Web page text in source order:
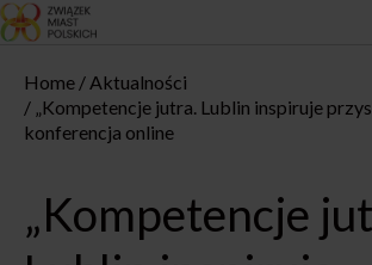
Home
Aktualności
„Kompetencje jutra. Lublin inspiruje
konferencja online
„Kompetencje